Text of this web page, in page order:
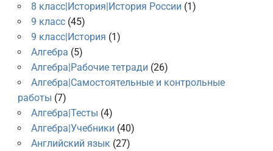
8 класс|История|История России (1)
9 класс(45)
9 класс|История (1)
Алгебра (5)
Алгебра|Рабочие тетради (26)
Алгебра|Самостоятельные и контрольные
работы (7)
Алгебра|Тесты (4)
Алгебра|Учебники (40)
Английский язык(27)